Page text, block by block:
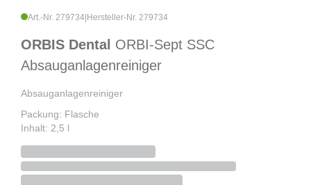
Art.-Nr. 279734 Hersteller-Nr. 279734
ORBIS Dental ORBI-Sept SSC
Absauganlagenreiniger
Absauganlagenreiniger
Packung: Flasche
Inhalt: 2,5 l